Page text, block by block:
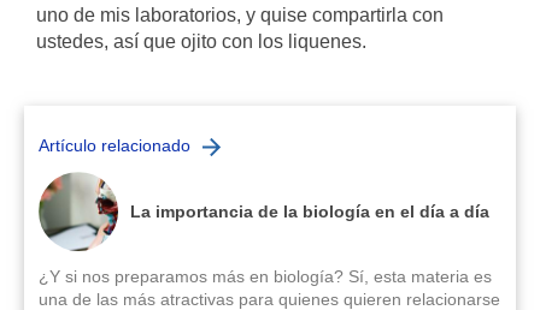
uno de mis laboratorios, y quise compartirla con
ustedes, así que ojito con los liquenes.
Artículo relacionado
La importancia de la biología en el día a día
¿Y si nos preparamos más en biología? Sí, esta materia es
una de las más atractivas para quienes quieren relacionarse